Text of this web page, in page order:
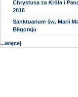
Chrystusa za Króla i
2016
Sanktuarium św. Marii
Biłgoraju
...więcej